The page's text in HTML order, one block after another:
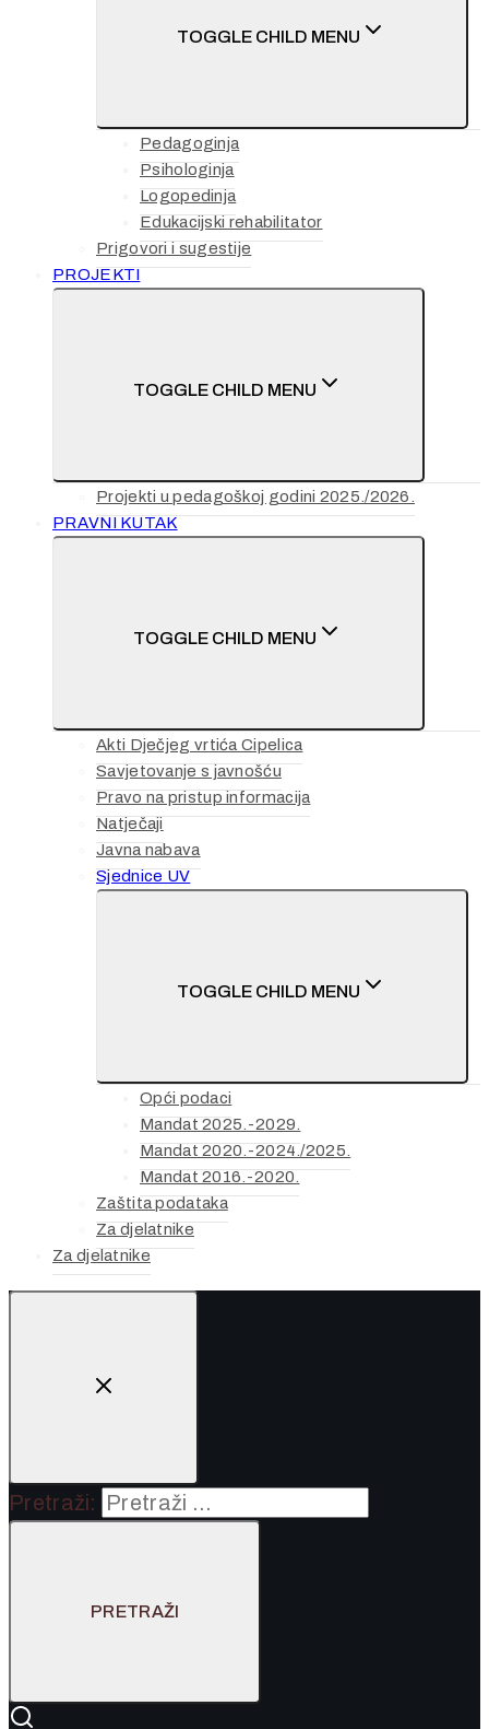
TOGGLE CHILD MENU
Pedagoginja
Psihologinja
Logopedinja
Edukacijski rehabilitator
Prigovori i sugestije
PROJEKTI
TOGGLE CHILD MENU
Projekti u pedagoškoj godini 2025./2026.
PRAVNI KUTAK
TOGGLE CHILD MENU
Akti Dječjeg vrtića Cipelica
Savjetovanje s javnošću
Pravo na pristup informacija
Natječaji
Javna nabava
Sjednice UV
TOGGLE CHILD MENU
Opći podaci
Mandat 2025.-2029.
Mandat 2020.-2024./2025.
Mandat 2016.-2020.
Zaštita podataka
Za djelatnike
Za djelatnike
Pretraži: